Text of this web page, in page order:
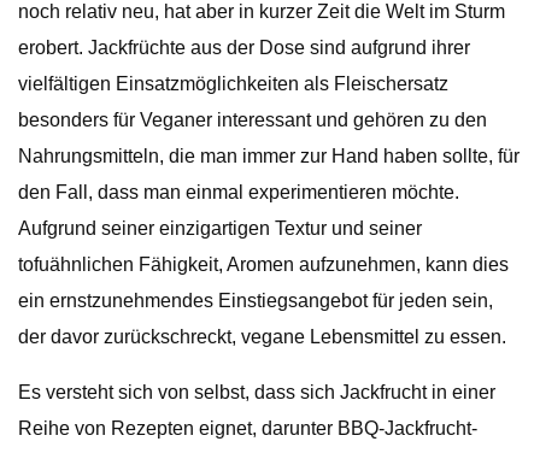
noch relativ neu, hat aber in kurzer Zeit die Welt im Sturm
erobert. Jackfrüchte aus der Dose sind aufgrund ihrer
vielfältigen Einsatzmöglichkeiten als Fleischersatz
besonders für Veganer interessant und gehören zu den
Nahrungsmitteln, die man immer zur Hand haben sollte, für
den Fall, dass man einmal experimentieren möchte.
Aufgrund seiner einzigartigen Textur und seiner
tofuähnlichen Fähigkeit, Aromen aufzunehmen, kann dies
ein ernstzunehmendes Einstiegsangebot für jeden sein,
der davor zurückschreckt, vegane Lebensmittel zu essen.
Es versteht sich von selbst, dass sich Jackfrucht in einer
Reihe von Rezepten eignet, darunter BBQ-Jackfrucht-